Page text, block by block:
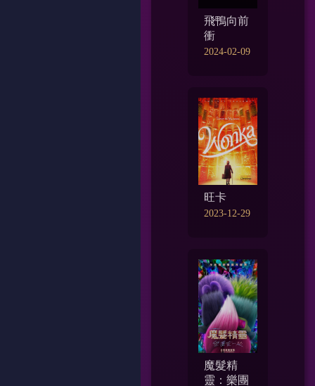
飛鴨向前
衝
2024-02-09
旺卡
2023-12-29
魔髮精
靈：樂團